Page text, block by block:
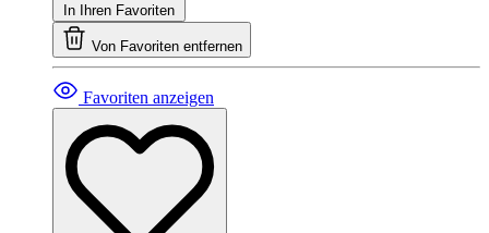
In Ihren Favoriten
Von Favoriten entfernen
Favoriten anzeigen